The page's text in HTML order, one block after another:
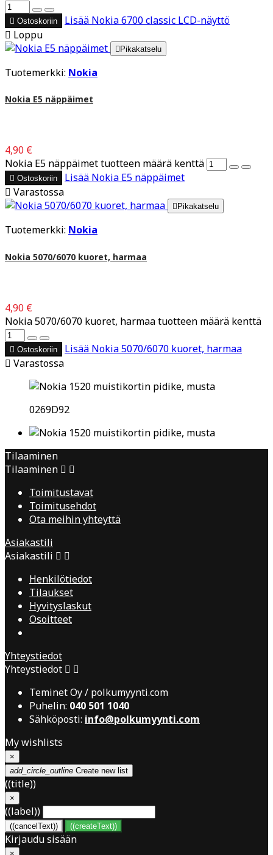
 Ostoskoriin Lisää Nokia 6700 classic LCD-näyttö
 Loppu
Pikakatselu
Tuotemerkki: Nokia
Nokia E5 näppäimet
4,90 €
Nokia E5 näppäimet tuotteen määrä kenttä
 Ostoskoriin Lisää Nokia E5 näppäimet
 Varastossa
 Pikakatselu
Tuotemerkki: Nokia
Nokia 5070/6070 kuoret, harmaa
4,90 €
Nokia 5070/6070 kuoret, harmaa tuotteen määrä kenttä
 Ostoskoriin Lisää Nokia 5070/6070 kuoret, harmaa
 Varastossa
0269D92
Tilaaminen
Tilaaminen  
Toimitustavat
Toimitusehdot
Ota meihin yhteyttä
Asiakastili
Asiakastili  
Henkilötiedot
Tilaukset
Hyvityslaskut
Osoitteet
Yhteystiedot
Yhteystiedot  
Teminet Oy / polkumyynti.com
Puhelin: 040 501 1040
Sähköposti: info@polkumyynti.com
My wishlists
×
add_circle_outline Create new list
((title))
×
((label))
((cancelText)) ((createText))
Kirjaudu sisään